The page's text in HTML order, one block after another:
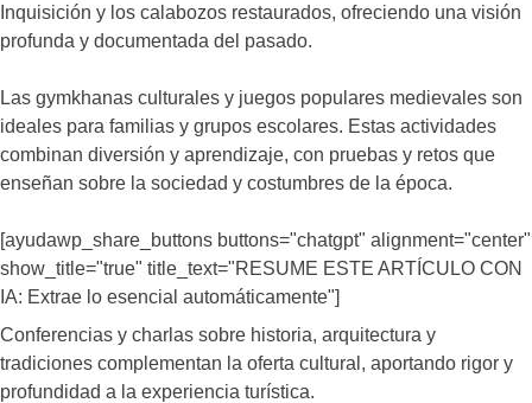
Inquisición y los calabozos restaurados, ofreciendo una visión
profunda y documentada del pasado.
Las gymkhanas culturales y juegos populares medievales son
ideales para familias y grupos escolares. Estas actividades
combinan diversión y aprendizaje, con pruebas y retos que
enseñan sobre la sociedad y costumbres de la época.
[ayudawp_share_buttons buttons="chatgpt" alignment="center"
show_title="true" title_text="RESUME ESTE ARTÍCULO CON
IA: Extrae lo esencial automáticamente"]
Conferencias y charlas sobre historia, arquitectura y
tradiciones complementan la oferta cultural, aportando rigor y
profundidad a la experiencia turística.